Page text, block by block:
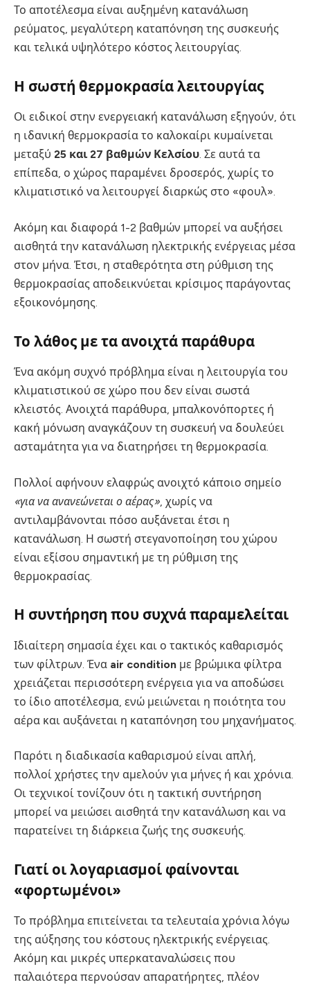
Το αποτέλεσμα είναι αυξημένη κατανάλωση
ρεύματος, μεγαλύτερη καταπόνηση της συσκευής
και τελικά υψηλότερο κόστος λειτουργίας.
Η σωστή θερμοκρασία λειτουργίας
Οι ειδικοί στην ενεργειακή κατανάλωση εξηγούν, ότι
η ιδανική θερμοκρασία το καλοκαίρι κυμαίνεται
μεταξύ 25 και 27 βαθμών Κελσίου. Σε αυτά τα
επίπεδα, ο χώρος παραμένει δροσερός, χωρίς το
κλιματιστικό να λειτουργεί διαρκώς στο «φουλ».
Ακόμη και διαφορά 1-2 βαθμών μπορεί να αυξήσει
αισθητά την κατανάλωση ηλεκτρικής ενέργειας μέσα
στον μήνα. Έτσι, η σταθερότητα στη ρύθμιση της
θερμοκρασίας αποδεικνύεται κρίσιμος παράγοντας
εξοικονόμησης.
Το λάθος με τα ανοιχτά παράθυρα
Ένα ακόμη συχνό πρόβλημα είναι η λειτουργία του
κλιματιστικού σε χώρο που δεν είναι σωστά
κλειστός. Ανοιχτά παράθυρα, μπαλκονόπορτες ή
κακή μόνωση αναγκάζουν τη συσκευή να δουλεύει
ασταμάτητα για να διατηρήσει τη θερμοκρασία.
Πολλοί αφήνουν ελαφρώς ανοιχτό κάποιο σημείο
«για να ανανεώνεται ο αέρας» , χωρίς να
αντιλαμβάνονται πόσο αυξάνεται έτσι η
κατανάλωση. Η σωστή στεγανοποίηση του χώρου
είναι εξίσου σημαντική με τη ρύθμιση της
θερμοκρασίας.
Η συντήρηση που συχνά παραμελείται
Ιδιαίτερη σημασία έχει και ο τακτικός καθαρισμός
των φίλτρων. Ένα air condition με βρώμικα φίλτρα
χρειάζεται περισσότερη ενέργεια για να αποδώσει
το ίδιο αποτέλεσμα, ενώ μειώνεται η ποιότητα του
αέρα και αυξάνεται η καταπόνηση του μηχανήματος.
Παρότι η διαδικασία καθαρισμού είναι απλή,
πολλοί χρήστες την αμελούν για μήνες ή και χρόνια.
Οι τεχνικοί τονίζουν ότι η τακτική συντήρηση
μπορεί να μειώσει αισθητά την κατανάλωση και να
παρατείνει τη διάρκεια ζωής της συσκευής.
Γιατί οι λογαριασμοί φαίνονται
«φορτωμένοι»
Το πρόβλημα επιτείνεται τα τελευταία χρόνια λόγω
της αύξησης του κόστους ηλεκτρικής ενέργειας.
Ακόμη και μικρές υπερκαταναλώσεις που
παλαιότερα περνούσαν απαρατήρητες, πλέον